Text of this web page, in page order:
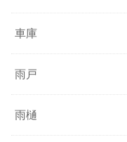
車庫
雨戸
雨樋